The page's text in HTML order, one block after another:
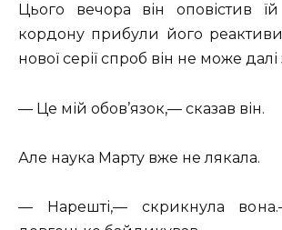
Цього вечора він оповістив
кордону прибули його
нової серії спроб він не може далі
— Це мій обов’язок,— сказав він.
Але наука Марту вже не лякала.
— Нарешті,— скрикнула